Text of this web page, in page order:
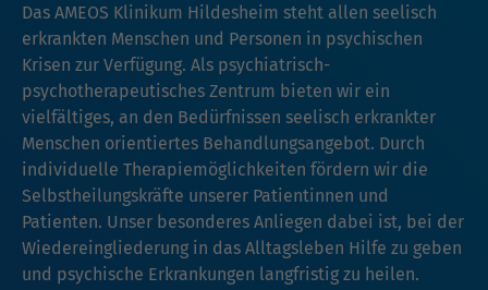
Das AMEOS Klinikum Hildesheim steht allen seelisch
erkrankten Menschen und Personen in psychischen
Krisen zur Verfügung. Als psychiatrisch-
psychotherapeutisches Zentrum bieten wir ein
vielfältiges, an den Bedürfnissen seelisch erkrankter
Menschen orientiertes Behandlungsangebot. Durch
individuelle Therapiemöglichkeiten fördern wir die
Selbstheilungskräfte unserer Patientinnen und
Patienten. Unser besonderes Anliegen dabei ist, bei der
Wiedereingliederung in das Alltagsleben Hilfe zu geben
und psychische Erkrankungen langfristig zu heilen.